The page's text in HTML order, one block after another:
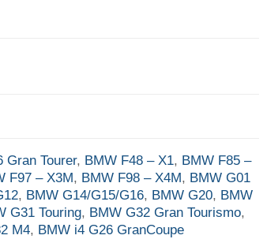
Gran Tourer, BMW F48 – X1, BMW F85 –
F97 – X3M, BMW F98 – X4M, BMW G01
, BMW G14/G15/G16, BMW G20, BMW
G31 Touring, BMW G32 Gran Tourismo,
M4, BMW i4 G26 GranCoupe